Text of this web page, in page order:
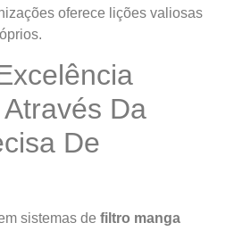
oferece lições valiosas
Da
De
sistemas de filtro manga